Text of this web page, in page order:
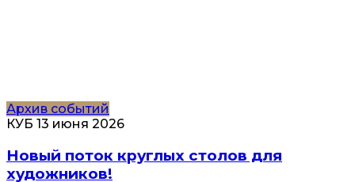
Архив событий
КУБ 13 июня 2026
Новый поток круглых столов для
художников!